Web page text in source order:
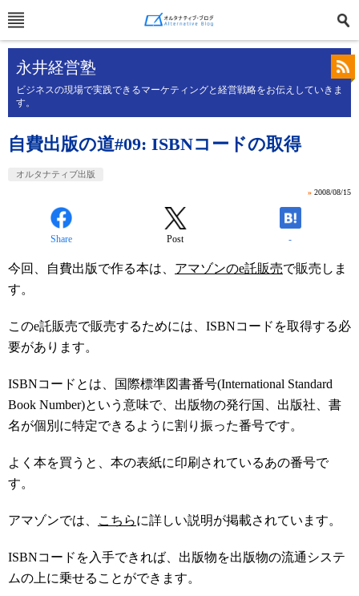
永井経営塾
ビジネスの現場で実践できるマーケティングと経営戦略をお伝えしていきま
す。
自費出版の道#09: ISBNコードの取得
オルタナティブ出版
» 2008/08/15
Share Post -
今回、自費出版で作る本は、 アマゾンのe託販売で販売しま
す。
このe託販売で販売するためには、ISBNコードを取得する必
要があります。
ISBNコードとは、国際標準図書番号(International Standard
Book Number)という意味で、出版物の発行国、出版社、書
名が個別に特定できるように割り振った番号です。
よく本を買うと、本の表紙に印刷されているあの番号で
す。
アマゾンでは、 こちらに詳しい説明が掲載されています。
ISBNコードを入手できれば、出版物を出版物の流通システ
ムの上に乗せることができます。